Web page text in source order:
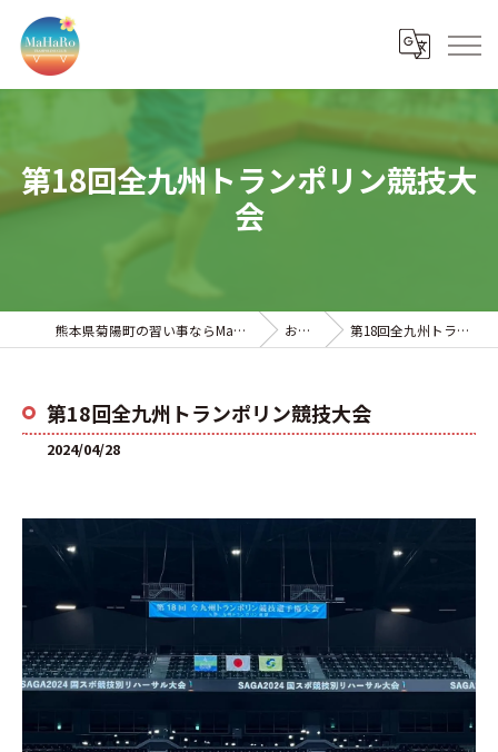
第18回全九州トランポリン競技大
会
熊本県菊陽町の習い事ならMaHaRoトランポリンクラブ お知らせ 第18回全九州トランポリン競技大会
第18回全九州トランポリン競技大会
2024/04/28